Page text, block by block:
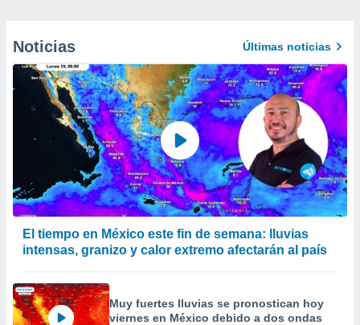
Noticias Últimas noticias
El tiempo en México este fin de semana: lluvias
intensas, granizo y calor extremo afectarán al país
Muy fuertes lluvias se pronostican hoy
viernes en México debido a dos ondas